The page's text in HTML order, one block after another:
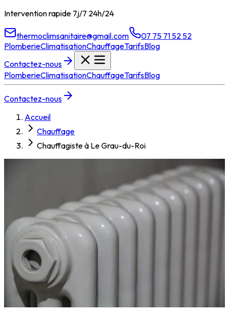
Intervention rapide 7j/7 24h/24
thermoclimsanitaire@gmail.com
07 75 71 52 52
PlomberieClimatisationChauffageTarifsBlog
Contactez-nous
PlomberieClimatisationChauffageTarifsBlog
Contactez-nous
Accueil
Chauffage
Chauffagiste à Le Grau-du-Roi
Chauffagiste àLe Grau-du-
Roi
TCS Plomberie installe et entretient les systèmes de chauffage
au Grau-du-Roi et à Port-Camargue. Station balnéaire du
Gard, Le Grau-du-Roi présente des besoins de chauffage
particuliers : logements souvent mal isolés, forte proportion de
résidences secondaires, environnement salin qui use les
équipements. Nos chauffagistes certifiés QualiPac RGE
interviennent en 35 minutes depuis Montpellier.